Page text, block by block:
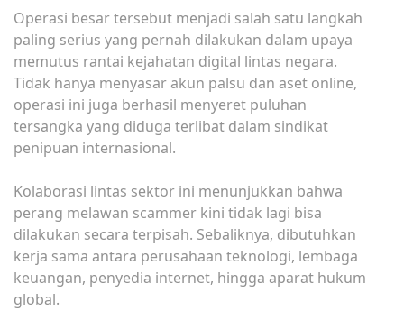
Operasi besar tersebut menjadi salah satu langkah
paling serius yang pernah dilakukan dalam upaya
memutus rantai kejahatan digital lintas negara.
Tidak hanya menyasar akun palsu dan aset online,
operasi ini juga berhasil menyeret puluhan
tersangka yang diduga terlibat dalam sindikat
penipuan internasional.
Kolaborasi lintas sektor ini menunjukkan bahwa
perang melawan scammer kini tidak lagi bisa
dilakukan secara terpisah. Sebaliknya, dibutuhkan
kerja sama antara perusahaan teknologi, lembaga
keuangan, penyedia internet, hingga aparat hukum
global.